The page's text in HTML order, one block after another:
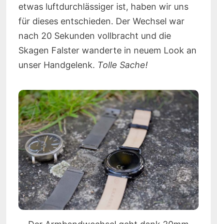
etwas luftdurchlässiger ist, haben wir uns
für dieses entschieden. Der Wechsel war
nach 20 Sekunden vollbracht und die
Skagen Falster wanderte in neuem Look an
unser Handgelenk. Tolle Sache!